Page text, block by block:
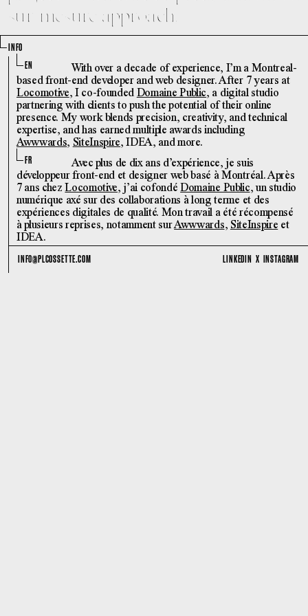
sur-mesure approach.
INFO
EN
With over a decade of experience, I’m a Montreal-
based front-end developer and web designer. After 7 years at
Locomotive, I co-founded Domaine Public, a digital studio
partnering with clients to push the potential of their online
presence. My work blends precision, creativity, and technical
expertise, and has earned multiple awards including
Awwwards, SiteInspire, IDEA, and more.
FR
Avec plus de dix ans d’expérience, je suis
développeur front-end et designer web basé à Montréal. Après
7 ans chezLocomotive, j’ai cofondéDomaine Public, un studio
numérique axé sur des collaborations à long terme et des
expériences digitales de qualité. Mon travail a été récompensé
à plusieurs reprises, notamment surAwwwards, SiteInspire et
IDEA.
Email
INFO@PLCOSSETTE.COM LINKEDIN X INSTAGRAM